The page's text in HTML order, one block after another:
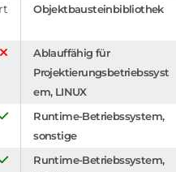
Objektbausteinbibliothek
Ablauffähig für
Projektierungsbetriebssyst
em, LINUX
Runtime-Betriebssystem,
sonstige
Runtime-Betriebssystem,